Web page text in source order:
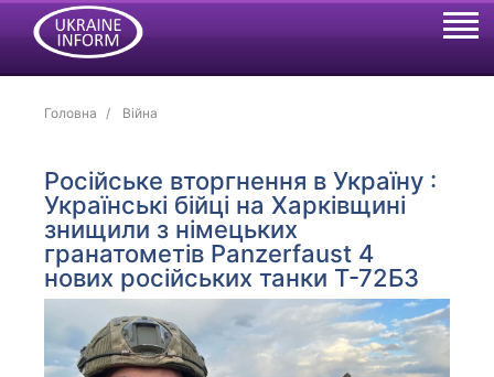
Головна Війна
Російське вторгнення в Україну :
Українські бійці на Харківщині
знищили з німецьких
гранатометів Panzerfaust 4
нових російських танки Т-72Б3